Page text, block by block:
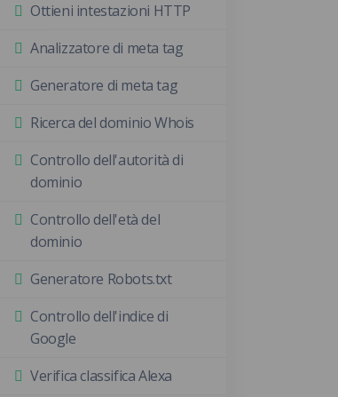
Ottieni intestazioni HTTP
Analizzatore di meta tag
Generatore di meta tag
Ricerca del dominio Whois
Controllo dell'autorità di
dominio
Controllo dell'età del
dominio
Generatore Robots.txt
Controllo dell'indice di
Google
Verifica classifica Alexa